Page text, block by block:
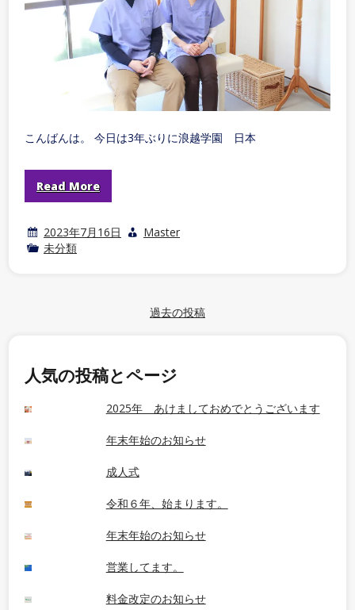
こんばんは。 今日は3年ぶりに浪越学園 日本
Read More
2023年7月16日
Master
未分類
過去の投稿
人気の投稿とページ
2025年 あけましておめでとうございます
年末年始のお知らせ
成人式
令和６年、始まります。
年末年始のお知らせ
営業してます。
料金改定のお知らせ